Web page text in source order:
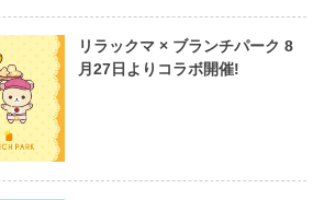
リラックマ × ブランチパーク 8
月27日よりコラボ開催!